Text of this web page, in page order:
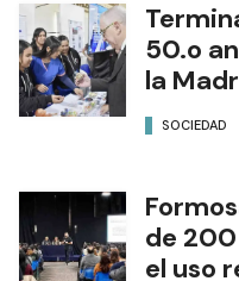
50.o
la
SOCIEDAD
de
el uso